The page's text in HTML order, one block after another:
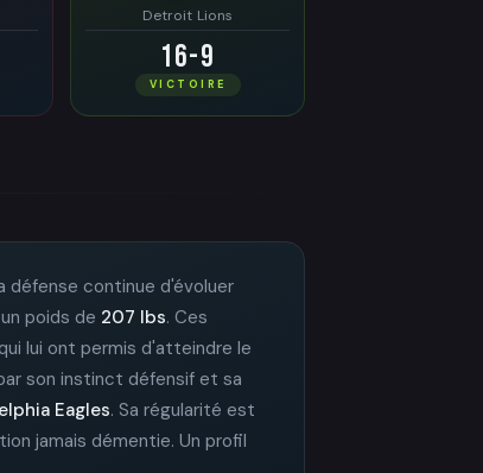
Detroit Lions
16-9
VICTOIRE
défense continue d'évoluer
poids de 207 lbs. Ces
lui ont permis d'atteindre le
son instinct défensif et sa
Eagles. Sa régularité est
jamais démentie. Un profil